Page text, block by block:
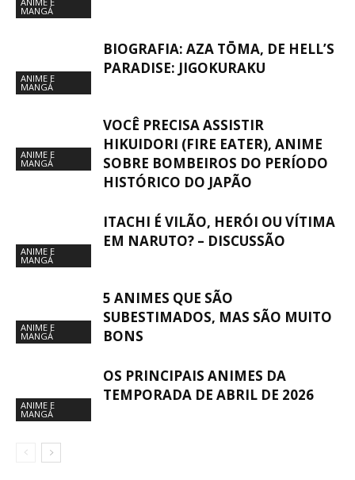
MANGÁ
ANIME E
MANGÁ
BIOGRAFIA: AZA TŌMA, DE HELL’S
PARADISE: JIGOKURAKU
ANIME E
MANGÁ
VOCÊ PRECISA ASSISTIR
HIKUIDORI (FIRE EATER), ANIME
SOBRE BOMBEIROS DO PERÍODO
HISTÓRICO DO JAPÃO
ANIME E
MANGÁ
ITACHI É VILÃO, HERÓI OU VÍTIMA
EM NARUTO? – DISCUSSÃO
ANIME E
MANGÁ
5 ANIMES QUE SÃO
SUBESTIMADOS, MAS SÃO MUITO
BONS
ANIME E
MANGÁ
OS PRINCIPAIS ANIMES DA
TEMPORADA DE ABRIL DE 2026